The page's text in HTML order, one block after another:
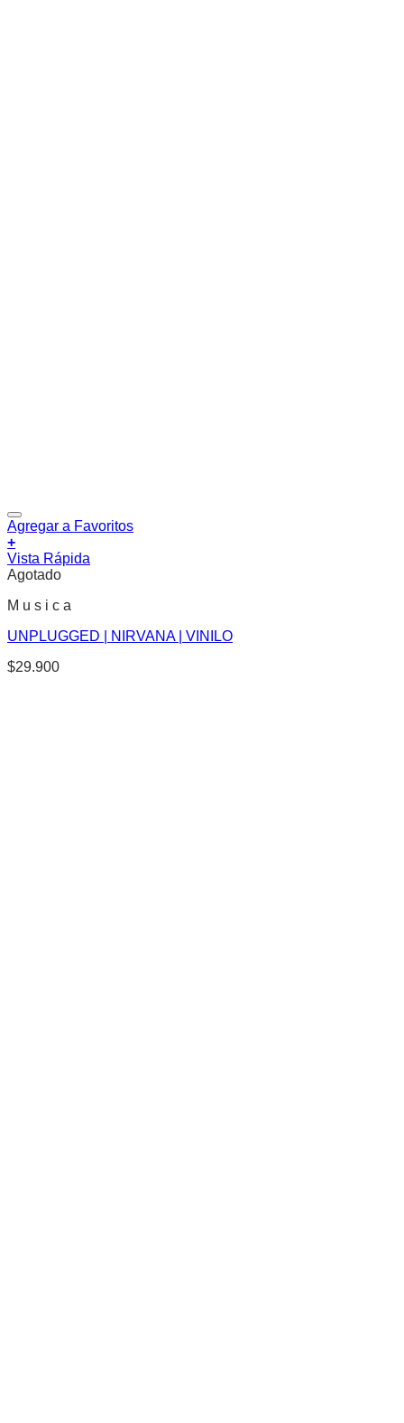
Agregar a Favoritos
+
Vista Rápida
Agotado
M u s i c a
UNPLUGGED | NIRVANA | VINILO
$29.900